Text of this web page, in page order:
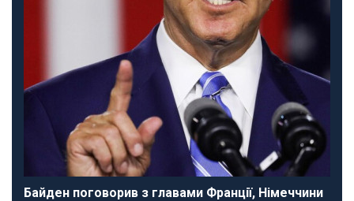
Байден поговорив з главами Франції, Німеччини